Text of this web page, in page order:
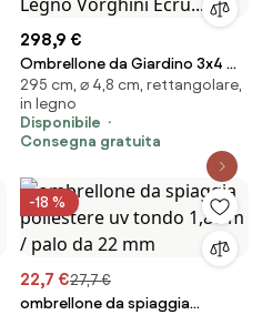
298,9 €
Ombrellone da Giardino 3x4 m
Palo Ø48 mm in Legno Vorghini
Ecrù...
295 cm, ⌀ 4,8 cm, rettangolare,
in legno
Disponibile
Consegna gratuita
-18 %
22,7 €27,7 €
ombrellone da spiaggia